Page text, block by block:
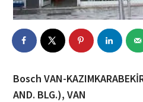
Bosch VAN-
AND. BLG.), VAN